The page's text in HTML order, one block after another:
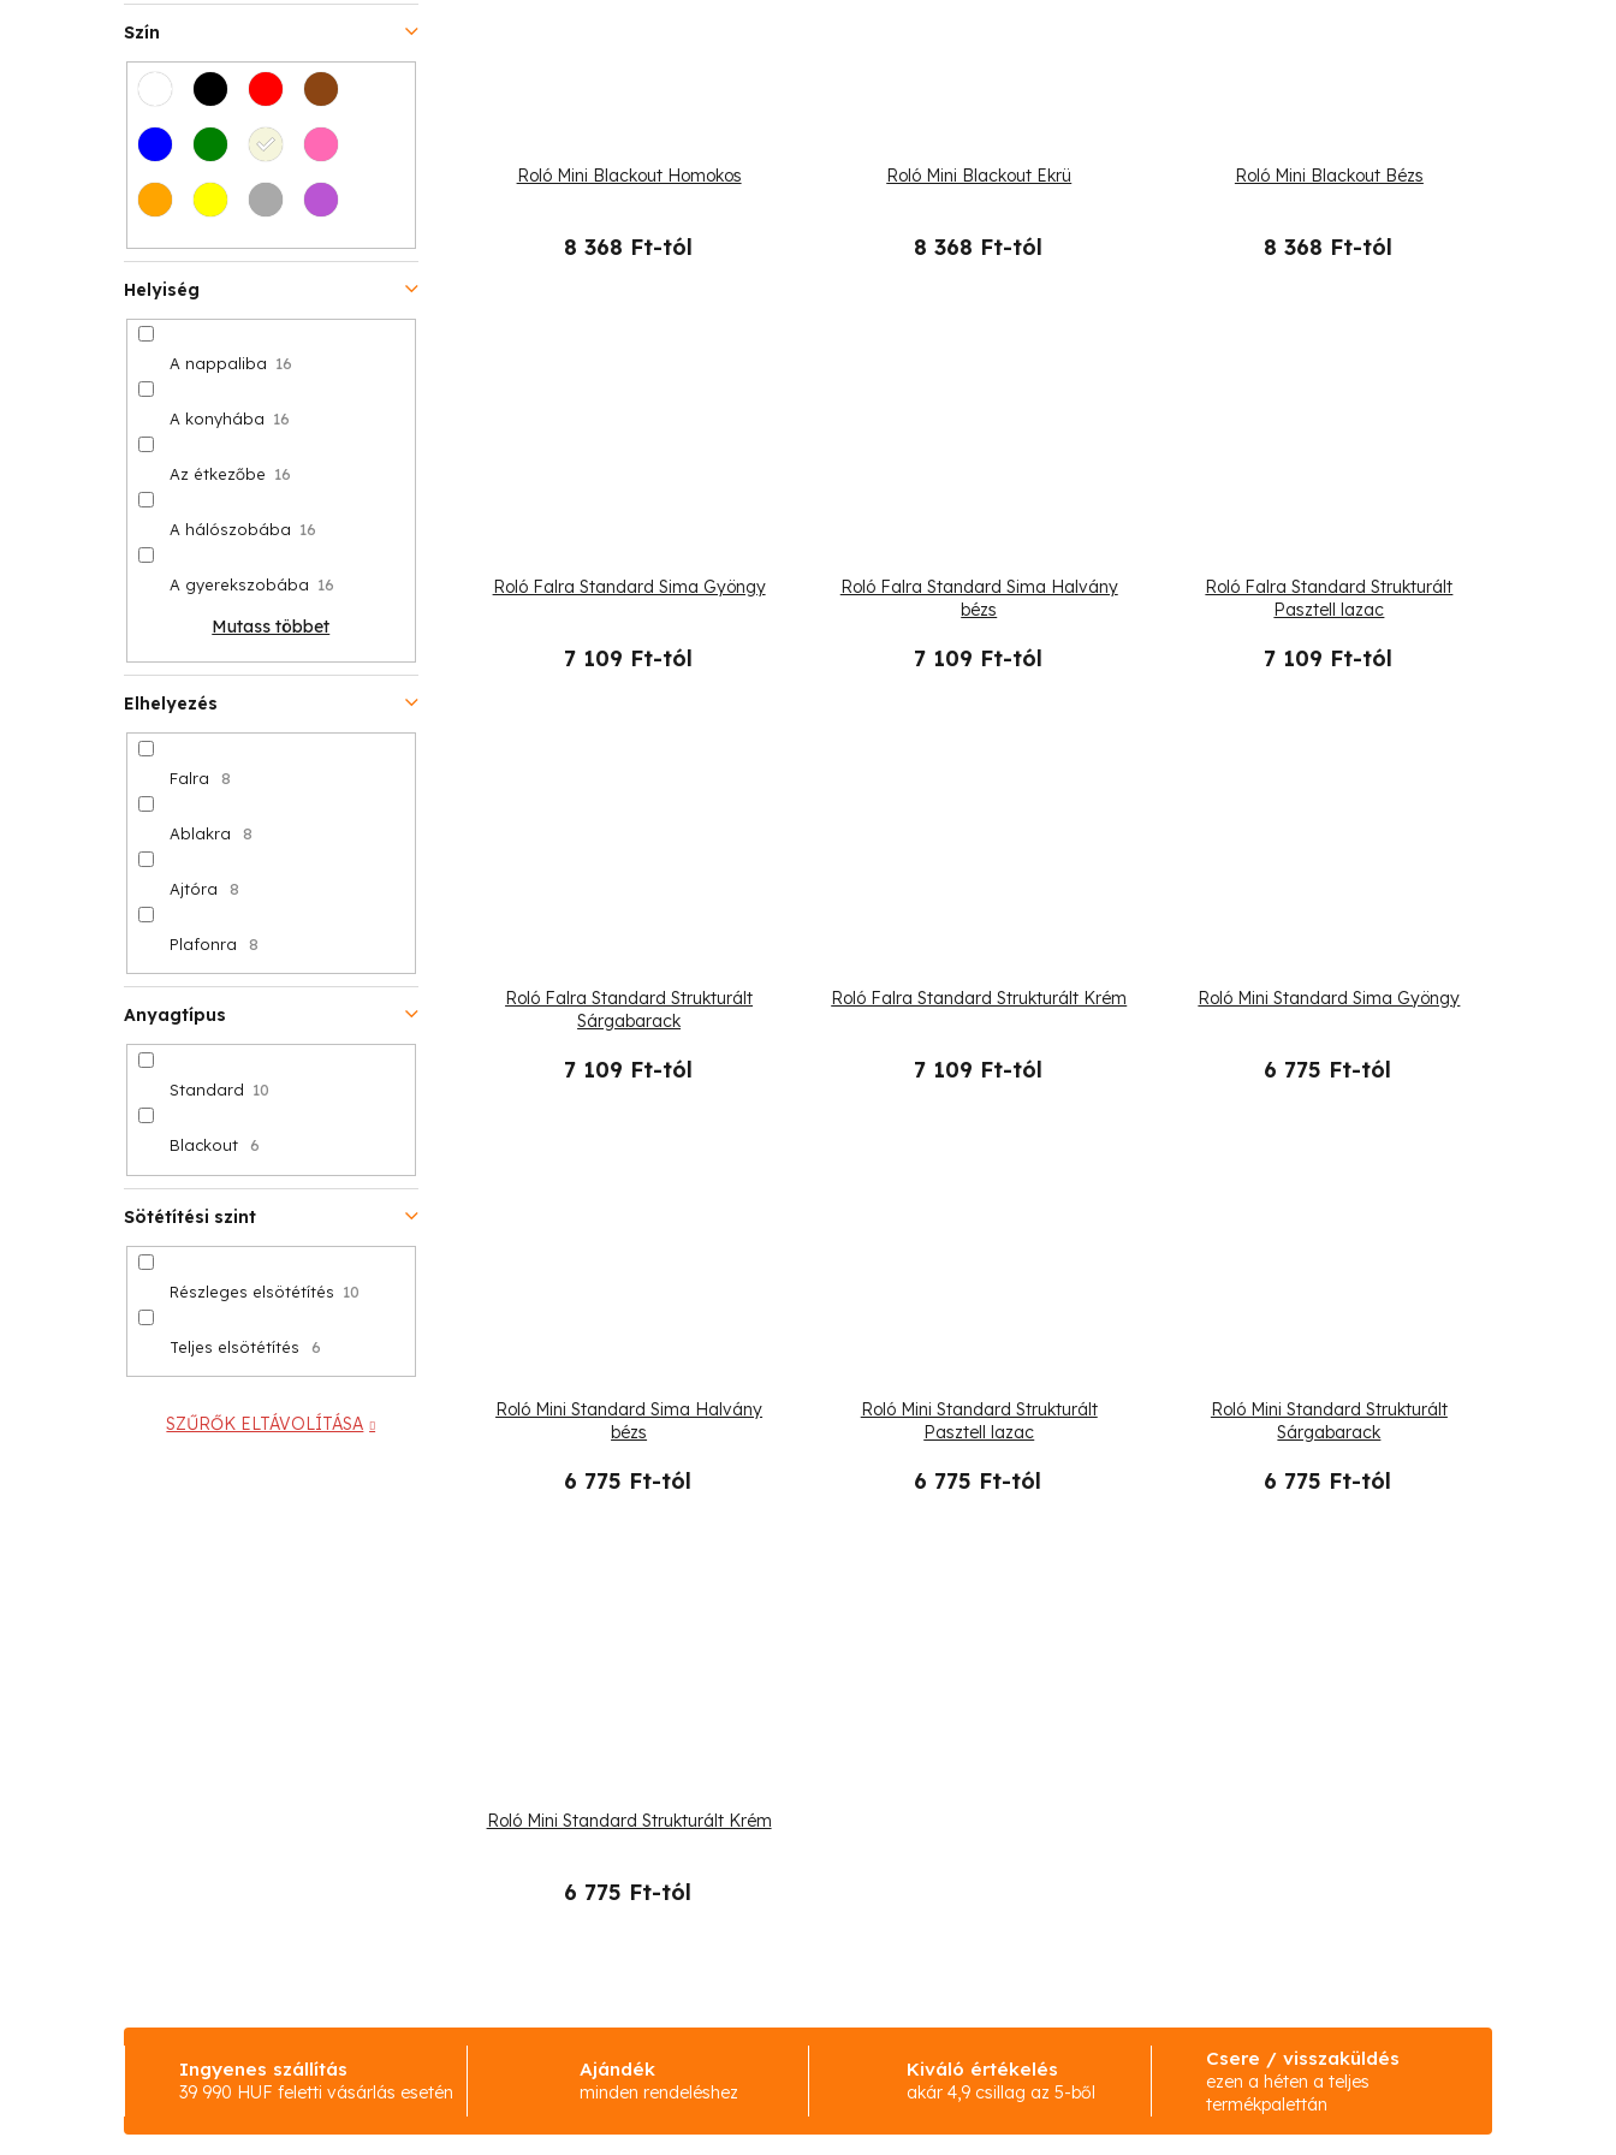
Szín
Helyiség
A nappaliba 16
A konyhába 16
Az étkezőbe 16
A hálószobába 16
A gyerekszobába 16
Mutass többet
Elhelyezés
Falra 8
Ablakra 8
Ajtóra 8
Plafonra 8
Anyagtípus
Standard 10
Blackout 6
Sötétítési szint
Részleges elsötétítés 10
Teljes elsötétítés 6
SZŰRŐK ELTÁVOLÍTÁSA
Roló Mini Blackout Homokos
8 368 Ft-tól
Roló Mini Blackout Ekrü
8 368 Ft-tól
Roló Mini Blackout Bézs
8 368 Ft-tól
Roló Falra Standard Sima Gyöngy
7 109 Ft-tól
Roló Falra Standard Sima Halvány
bézs
7 109 Ft-tól
Roló Falra Standard Strukturált
Pasztell lazac
7 109 Ft-tól
Roló Falra Standard Strukturált
Sárgabarack
7 109 Ft-tól
Roló Falra Standard Strukturált Krém
7 109 Ft-tól
Roló Mini Standard Sima Gyöngy
6 775 Ft-tól
Roló Mini Standard Sima Halvány
bézs
6 775 Ft-tól
Roló Mini Standard Strukturált
Pasztell lazac
6 775 Ft-tól
Roló Mini Standard Strukturált
Sárgabarack
6 775 Ft-tól
Roló Mini Standard Strukturált Krém
6 775 Ft-tól
t
i
Ingyenes szállítás
39 990 HUF feletti vásárlás esetén
Ajándék
minden rendeléshez
Kiváló értékelés
akár 4,9 csillag az 5-ből
Csere / visszaküldés
ezen a héten a teljes
termékpalettán